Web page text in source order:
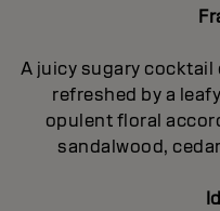
A juicy sugary
refreshed by a
opulent floral
sandalwood,